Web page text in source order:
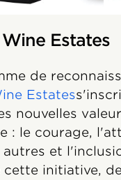
Estates
de
Estates
nouvelles
: le courage,
et
cette initiative,